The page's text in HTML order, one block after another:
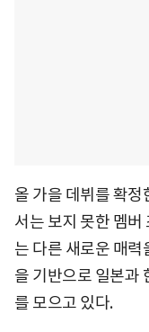
올 가을 데뷔를 확
서는 보지 못한 멤
는 다른 새로운 매력
을 기반으로 일본과
를 모으고 있다.